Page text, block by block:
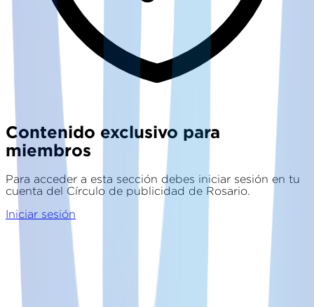
Contenido exclusivo para
miembros
Para acceder a esta sección debes iniciar sesión en tu
cuenta del Círculo de publicidad de Rosario.
Iniciar sesión